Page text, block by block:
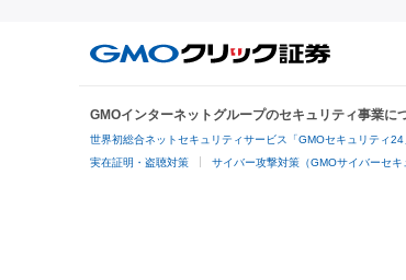
GMOインターネットグループのセキュリティ事業に
世界初総合ネットセキュリティサービス「GMOセキュリティ24
実在証明・盗聴対策 サイバー攻撃対策（GMOサイバーセキ